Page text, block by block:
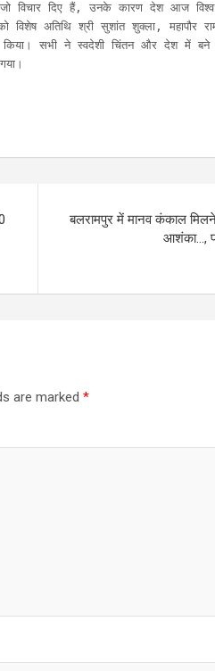
जो विचार दिए हैं, उनके कारण देश आज
विशेष अतिथि श्री सुशांत शुक्ला, महापौर
किया। सभी ने स्वदेशी चिंतन और देश में
बलरामपुर में मानव कंकाल
आशंका…,
are marked *